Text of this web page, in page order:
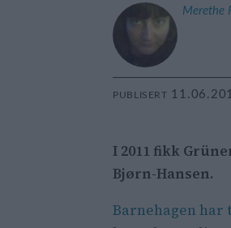
Merethe
PUBLISERT
I 2011 fikk
Bjørn-Hansen.
Barnehagen har